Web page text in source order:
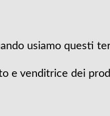
usiamo questi
e venditrice dei